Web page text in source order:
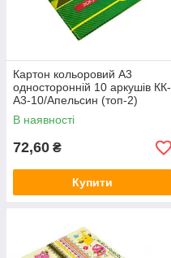
Картон кольоровий A3
односторонній 10 аркушів КК-
А3-10/Апельсин (топ-2)
В наявності
72,60 ₴
Купити